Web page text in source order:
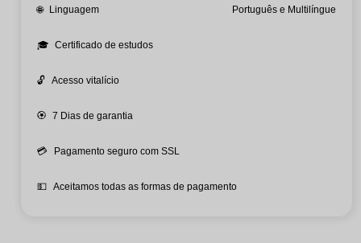
🌐 Linguagem Português e Multilíngue
🎓 Certificado de estudos
🔓 Acesso vitalício
🏵️ 7 Dias de garantia
💳 Pagamento seguro com SSL
💵 Aceitamos todas as formas de pagamento